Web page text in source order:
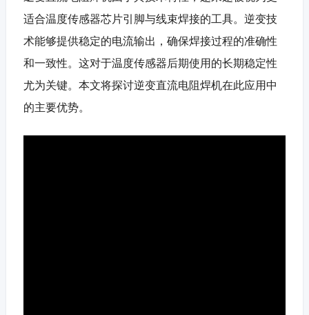
适合温度传感器芯片引脚与线束焊接的工具。逆变技
术能够提供稳定的电流输出，确保焊接过程的准确性
和一致性。这对于温度传感器后期使用的长期稳定性
尤为关键。本文将探讨逆变直流电阻焊机在此应用中
的主要优势。